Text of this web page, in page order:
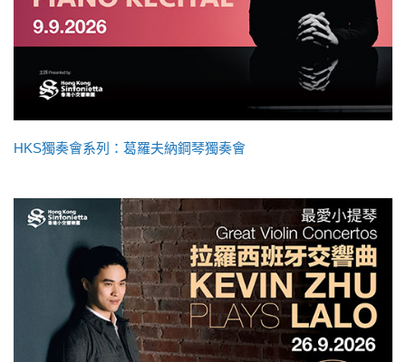
HKS獨奏會系列：葛羅夫納鋼琴獨奏會